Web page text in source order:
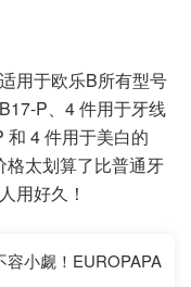
用于欧乐B所有型号
P、4 件用于牙线
和 4 件用于美白的
太划算了比普通牙
用好久！
小觑！EUROPAPA